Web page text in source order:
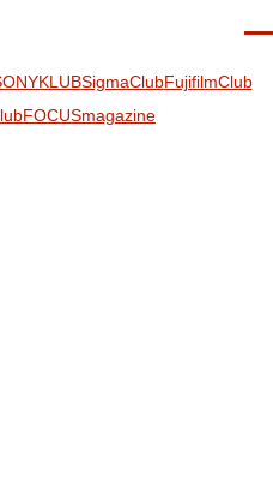
SigmaClubFujifilmClub
FOCUSmagazine